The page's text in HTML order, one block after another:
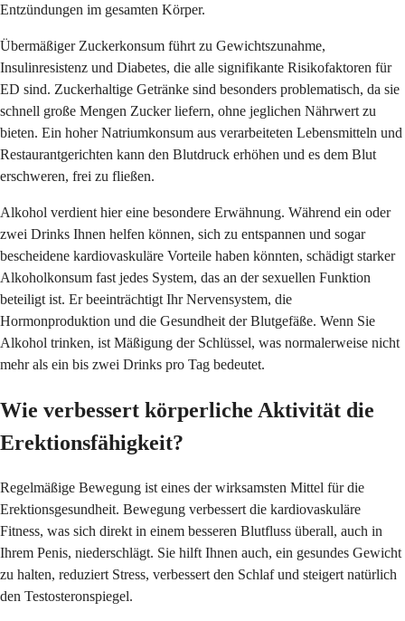
Entzündungen im gesamten Körper.
Übermäßiger Zuckerkonsum führt zu Gewichtszunahme,
Insulinresistenz und Diabetes, die alle signifikante Risikofaktoren für
ED sind. Zuckerhaltige Getränke sind besonders problematisch, da sie
schnell große Mengen Zucker liefern, ohne jeglichen Nährwert zu
bieten. Ein hoher Natriumkonsum aus verarbeiteten Lebensmitteln und
Restaurantgerichten kann den Blutdruck erhöhen und es dem Blut
erschweren, frei zu fließen.
Alkohol verdient hier eine besondere Erwähnung. Während ein oder
zwei Drinks Ihnen helfen können, sich zu entspannen und sogar
bescheidene kardiovaskuläre Vorteile haben könnten, schädigt starker
Alkoholkonsum fast jedes System, das an der sexuellen Funktion
beteiligt ist. Er beeinträchtigt Ihr Nervensystem, die
Hormonproduktion und die Gesundheit der Blutgefäße. Wenn Sie
Alkohol trinken, ist Mäßigung der Schlüssel, was normalerweise nicht
mehr als ein bis zwei Drinks pro Tag bedeutet.
Wie verbessert körperliche Aktivität die
Erektionsfähigkeit?
Regelmäßige Bewegung ist eines der wirksamsten Mittel für die
Erektionsgesundheit. Bewegung verbessert die kardiovaskuläre
Fitness, was sich direkt in einem besseren Blutfluss überall, auch in
Ihrem Penis, niederschlägt. Sie hilft Ihnen auch, ein gesundes Gewicht
zu halten, reduziert Stress, verbessert den Schlaf und steigert natürlich
den Testosteronspiegel.